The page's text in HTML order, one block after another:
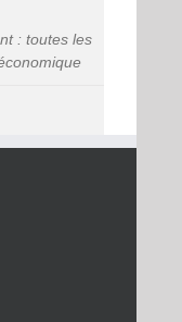
: toutes les